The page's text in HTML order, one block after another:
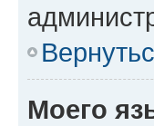
Моего